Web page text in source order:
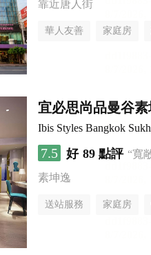
靠近唐人街
華人友善 家庭房
宜必思尚品曼谷
Ibis Styles Bangkok
7.5 好 89 點評 “寬
素坤逸
送站服務 家庭房